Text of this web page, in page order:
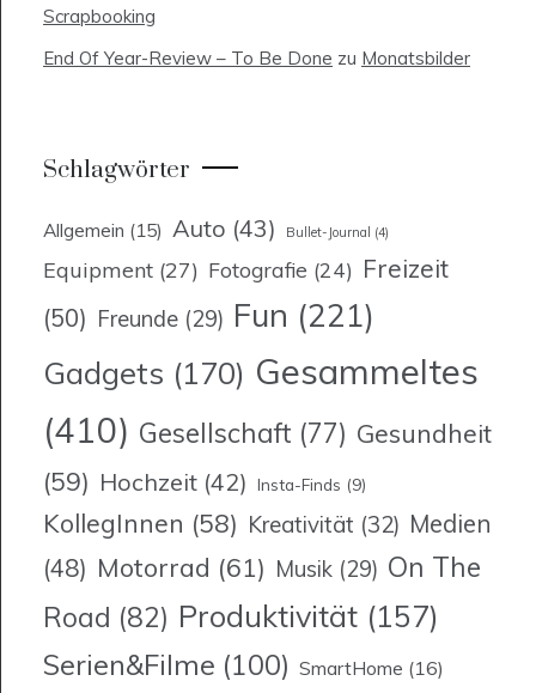
Scrapbooking
End Of Year-Review – To Be Done zu Monatsbilder
Schlagwörter
Allgemein (15) Auto (43) Bullet-Journal (4)
Equipment (27) Fotografie (24) Freizeit
(50) Freunde (29) Fun (221)
Gadgets (170) Gesammeltes
(410) Gesellschaft (77) Gesundheit
(59) Hochzeit (42) Insta-Finds (9)
KollegInnen (58) Kreativität (32) Medien
(48) Motorrad (61) Musik (29) On The
Road (82) Produktivität (157)
Serien&Filme (100) SmartHome (16)